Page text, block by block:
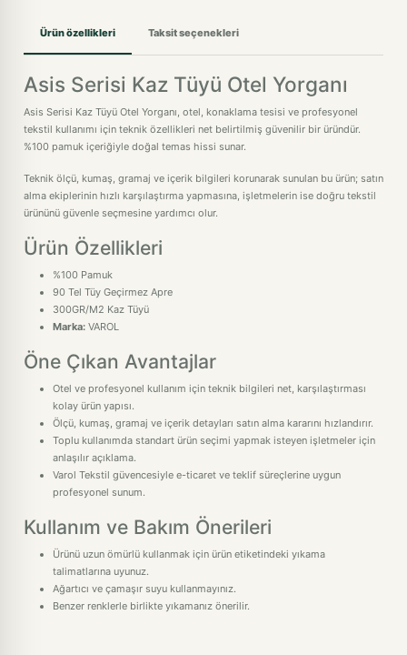
Ürün özellikleri Taksit seçenekleri
Asis Serisi Kaz Tüyü Otel Yorganı
Asis Serisi Kaz Tüyü Otel Yorganı, otel, konaklama tesisi ve profesyonel
tekstil kullanımı için teknik özellikleri net belirtilmiş güvenilir bir üründür.
%100 pamuk içeriğiyle doğal temas hissi sunar.
Teknik ölçü, kumaş, gramaj ve içerik bilgileri korunarak sunulan bu ürün; satın
alma ekiplerinin hızlı karşılaştırma yapmasına, işletmelerin ise doğru tekstil
ürününü güvenle seçmesine yardımcı olur.
Ürün Özellikleri
%100 Pamuk
90 Tel Tüy Geçirmez Apre
300GR/M2 Kaz Tüyü
Marka: VAROL
Öne Çıkan Avantajlar
Otel ve profesyonel kullanım için teknik bilgileri net, karşılaştırması
kolay ürün yapısı.
Ölçü, kumaş, gramaj ve içerik detayları satın alma kararını hızlandırır.
Toplu kullanımda standart ürün seçimi yapmak isteyen işletmeler için
anlaşılır açıklama.
Varol Tekstil güvencesiyle e-ticaret ve teklif süreçlerine uygun
profesyonel sunum.
Kullanım ve Bakım Önerileri
Ürünü uzun ömürlü kullanmak için ürün etiketindeki yıkama
talimatlarına uyunuz.
Ağartıcı ve çamaşır suyu kullanmayınız.
Benzer renklerle birlikte yıkamanız önerilir.